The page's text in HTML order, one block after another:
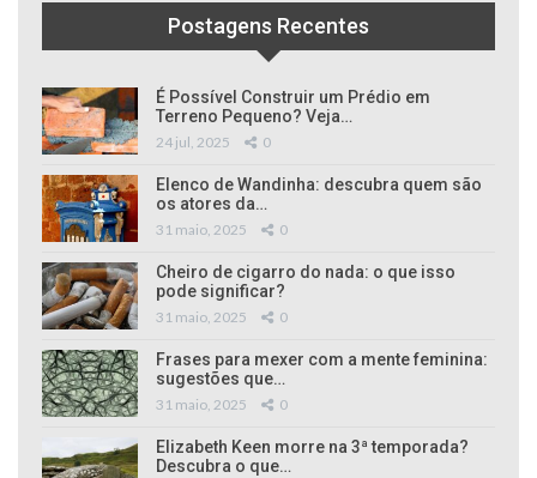
Postagens Recentes
É Possível Construir um Prédio em
Terreno Pequeno? Veja…
24 jul, 2025 0
Elenco de Wandinha: descubra quem são
os atores da…
31 maio, 2025 0
Cheiro de cigarro do nada: o que isso
pode significar?
31 maio, 2025 0
Frases para mexer com a mente feminina:
sugestões que…
31 maio, 2025 0
Elizabeth Keen morre na 3ª temporada?
Descubra o que…